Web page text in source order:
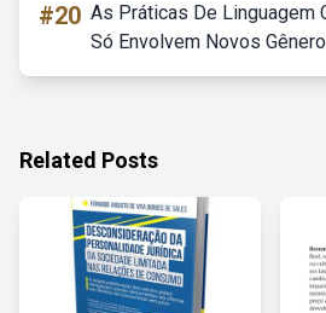
#20 As Práticas De Linguagem
Só Envolvem Novos
Related Posts